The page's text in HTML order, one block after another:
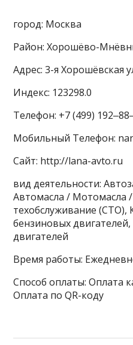
город: Москва
Район: Хорошёво-
Адрес: 3-я Хорошёвская
Индекс: 123298.0
Телефон: +7 (499)
Мобильный Телефон:
Сайт: http://lana-avto.ru
вид деятельности:
Автомасла / Мотомасла
техобслуживание
бензиновых
двигателей
Время работы:
Способ оплаты: Оплата
Оплата по QR-коду